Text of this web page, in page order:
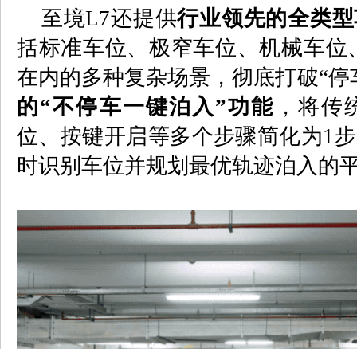
至境L7还提供行业领先的全类
括标准车位、极窄车位、机械车位
在内的多种复杂场景，彻底打破“停
的“不停车一键泊入”功能 ，将
位、按键开启等多个步骤简化为1
时识别车位并规划最优轨迹泊入的